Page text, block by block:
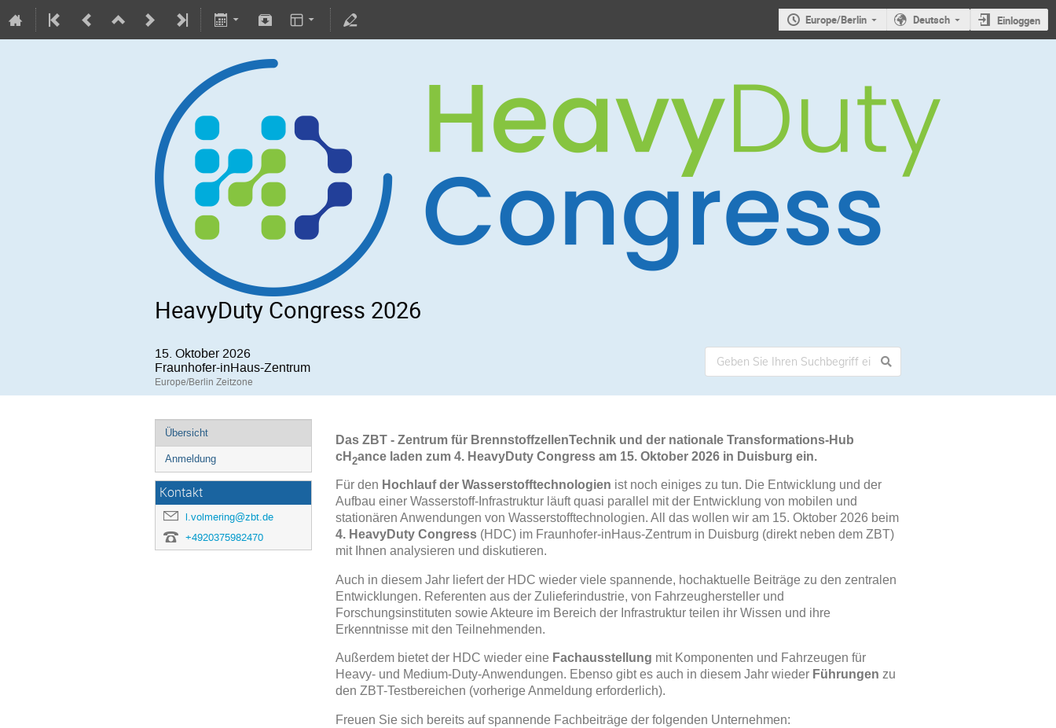
Europe/Berlin Deutsch Einloggen
HeavyDuty Congress 2026
15. Oktober 2026
Fraunhofer-inHaus-Zentrum
Europe/Berlin Zeitzone
Übersicht
Anmeldung
Kontakt
l.volmering@zbt.de
+4920375982470
Das ZBT - Zentrum für BrennstoffzellenTechnik und der nationale Transformations-Hub
cH 2ance laden zum 4. HeavyDuty Congress am 15. Oktober 2026 in Duisburg ein.
Für den Hochlauf der Wasserstofftechnologien ist noch einiges zu tun. Die Entwicklung und der
Aufbau einer Wasserstoff-Infrastruktur läuft quasi parallel mit der Entwicklung von mobilen und
stationären Anwendungen von Wasserstofftechnologien. All das wollen wir am 15. Oktober 2026 beim
4. HeavyDuty Congress (HDC) im Fraunhofer-inHaus-Zentrum in Duisburg (direkt neben dem ZBT)
mit Ihnen analysieren und diskutieren.
Auch in diesem Jahr liefert der HDC wieder viele spannende, hochaktuelle Beiträge zu den zentralen
Entwicklungen. Referenten aus der Zulieferindustrie, von Fahrzeughersteller und
Forschungsinstituten sowie Akteure im Bereich der Infrastruktur teilen ihr Wissen und ihre
Erkenntnisse mit den Teilnehmenden.
Außerdem bietet der HDC wieder eine Fachausstellung mit Komponenten und Fahrzeugen für
Heavy- und Medium-Duty-Anwendungen. Ebenso gibt es auch in diesem Jahr wieder Führungen zu
den ZBT-Testbereichen (vorherige Anmeldung erforderlich).
Freuen Sie sich bereits auf spannende Fachbeiträge der folgenden Unternehmen: